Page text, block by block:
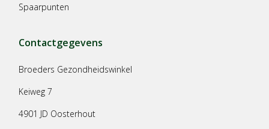
Spaarpunten
Contactgegevens
Broeders Gezondheidswinkel
Keiweg 7
4901 JD Oosterhout